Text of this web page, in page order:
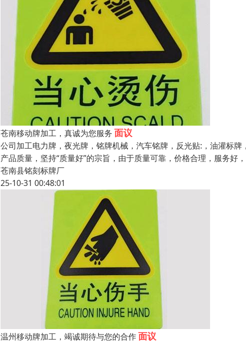
苍南移动牌加工，真诚为您服务 面议
公司加工电力牌，夜光牌，铭牌机械，汽车铭牌，反光贴:，油灌标
产品质量，坚持“质量好”的宗旨，由于质量可靠，价格合理，服务
苍南县铭刻标牌厂
25-10-31 00:48:01
温州移动牌加工，竭诚期待与您的合作面议